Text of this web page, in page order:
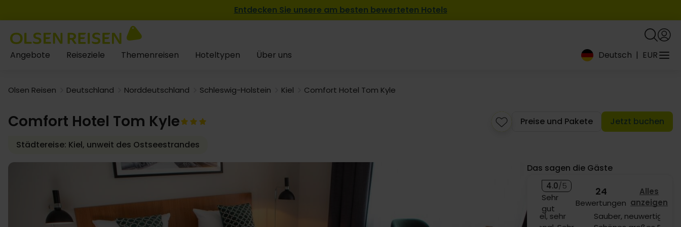
Entdecken Sie unsere am besten bewerteten Hotels
Angebote Reiseziele Themenreisen Hoteltypen Über uns Deutsch | EUR
Olsen Reisen Deutschland Norddeutschland Schleswig-Holstein Kiel Comfort Hotel Tom Kyle
Comfort Hotel Tom Kyle Preise und Pakete
Jetzt buchen
Städtereise: Kiel, unweit des Ostseestrandes
Das sagen die Gäste
4.0/5
Sehr
gut
24
Bewertungen
Alles
anzeigen
Sauber, neuwertige Einrichtung.
153,-